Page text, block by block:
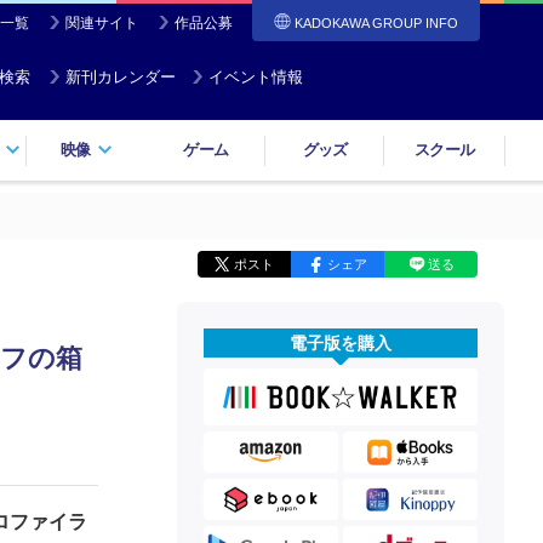
覧 関連サイト 作品公募 KADOKAWA GROUP INFO
索 新刊カレンダー イベント情報
映像 ゲーム グッズ スクール
ポスト シェア 送る
の箱
ファイラ
電子版を購入